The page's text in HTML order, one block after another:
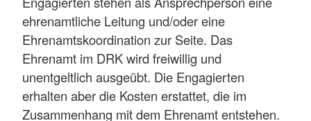
ehrenamtliche Leitung und/oder eine
Ehrenamtskoordination zur Seite. Das
Ehrenamt im DRK wird freiwillig und
unentgeltlich ausgeübt. Die Engagierten
erhalten aber die Kosten erstattet, die im
Zusammenhang mit dem Ehrenamt entstehen.